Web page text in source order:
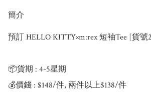
簡介
預訂 HELLO KITTY×m:rex 短袖Tee [貨號
📦貨期 : 4-5星期
💰價錢 : $148/件, 兩件以上$138/件